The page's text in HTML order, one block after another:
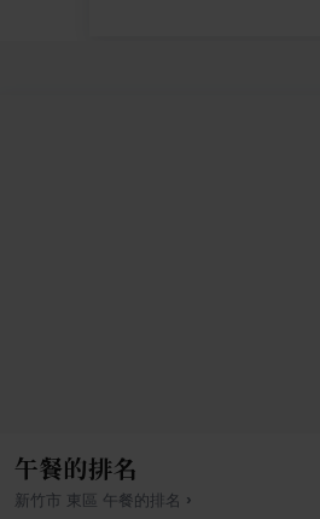
午餐的排名
新竹市 東區 午餐的排名 ›